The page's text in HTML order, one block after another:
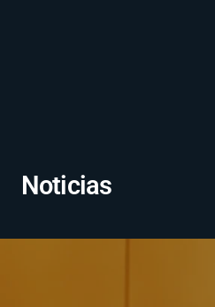
Noticias